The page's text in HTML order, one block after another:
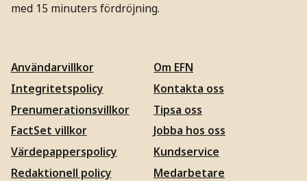
med 15 minuters fördröjning.
Användarvillkor
Integritetspolicy
Prenumerationsvillkor
FactSet villkor
Värdepapperspolicy
Redaktionell policy
Om EFN
Kontakta oss
Tipsa oss
Jobba hos oss
Kundservice
Medarbetare